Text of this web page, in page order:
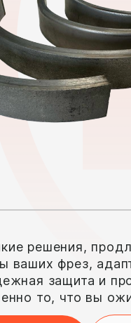
решения,
ваших фрез,
защита и
то, что вы